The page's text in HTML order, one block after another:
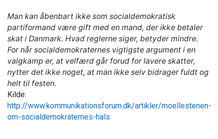
Man kan åbenbart ikke som socialdemokratisk
partiformand være gift med en mand, der ikke betaler
skat i Danmark. Hvad reglerne siger, betyder mindre.
For når socialdemokraternes vigtigste argument i en
valgkamp er, at velfærd går forud for lavere skatter,
nytter det ikke noget, at man ikke selv bidrager fuldt og
helt til festen.
Kilde:
http://www.kommunikationsforum.dk/artikler/moellestenen-
om-socialdemokraternes-hals